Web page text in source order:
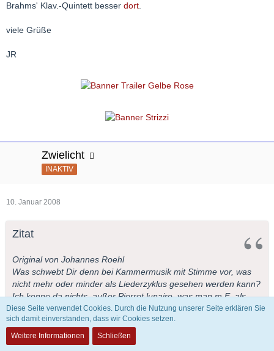
Brahms' Klav.-Quintett besser dort
viele Grüße
JR
Zwielicht
INAKTIV
10. Januar 2008
Zitat
Original von Johannes Roehl
Was schwebt Dir denn bei Kammermusik mit Stimme vor, was
nicht mehr oder minder als Liederzyklus gesehen werden kann?
Ich kenne da nichts, außer Pierrot lunaire, was man m.E. als
Liederzyklus auffassen kann.
Diese Seite verwendet Cookies. Durch die Nutzung unserer Seite erklären Sie
sich damit einverstanden, dass wir Cookies setzen.
Weitere Informationen
Schließen